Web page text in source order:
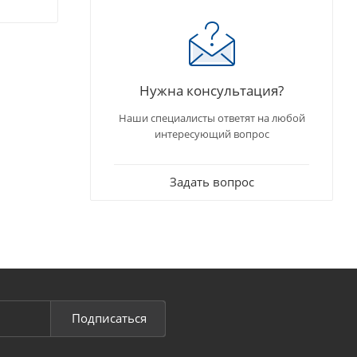
Нужна консультация?
Наши специалисты ответят на любой
интересующий вопрос
Задать вопрос
Подписаться